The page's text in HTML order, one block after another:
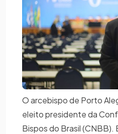
O arcebispo de Porto
eleito presidente da
Bispos do Brasil (CNBB).